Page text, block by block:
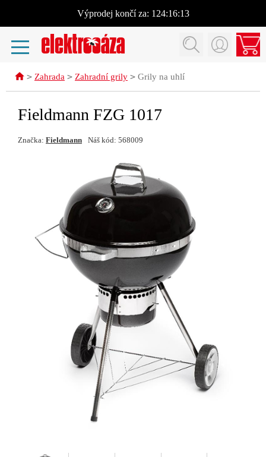
Výprodej končí za: 124:16:13
> Zahrada > Zahradní grily > Grily na uhlí
Fieldmann FZG 1017
Značka: Fieldmann Náš kód: 568009